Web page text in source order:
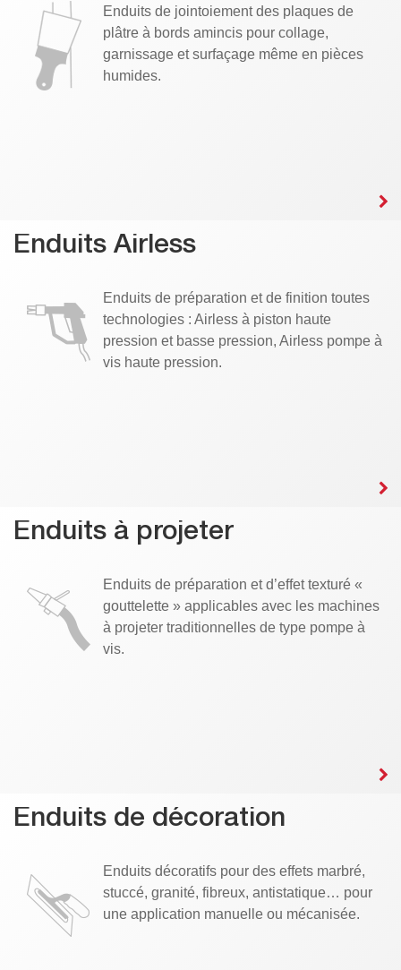
Enduits de jointoiement des plaques de
plâtre à bords amincis pour collage,
garnissage et surfaçage même en pièces
humides.
Enduits Airless
Enduits de préparation et de finition toutes
technologies : Airless à piston haute
pression et basse pression, Airless pompe à
vis haute pression.
Enduits à projeter
Enduits de préparation et d’effet texturé «
gouttelette » applicables avec les machines
à projeter traditionnelles de type pompe à
vis.
Enduits de décoration
Enduits décoratifs pour des effets marbré,
stuccé, granité, fibreux, antistatique… pour
une application manuelle ou mécanisée.